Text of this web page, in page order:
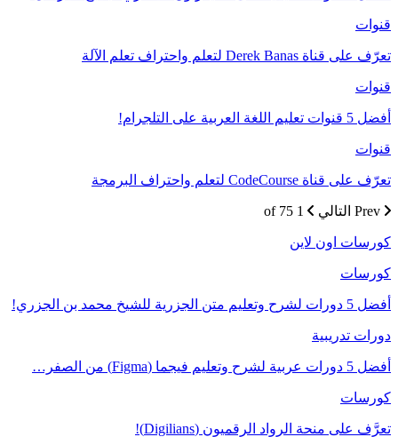
قنوات
تعرّف على قناة Derek Banas لتعلم واحتراف تعلم الآلة
قنوات
أفضل 5 قنوات تعليم اللغة العربية على التلجرام!
قنوات
تعرّف على قناة CodeCourse لتعلم واحتراف البرمجة
التالي 1 of 75
كورسات اون لاين
كورسات
أفضل 5 دورات لشرح وتعليم متن الجزرية للشيخ محمد بن الجزري!
دورات تدريبية
أفضل 5 دورات عربية لشرح وتعليم فيجما (Figma) من الصفر…
كورسات
تعرَّف على منحة الرواد الرقميون (Digilians)!